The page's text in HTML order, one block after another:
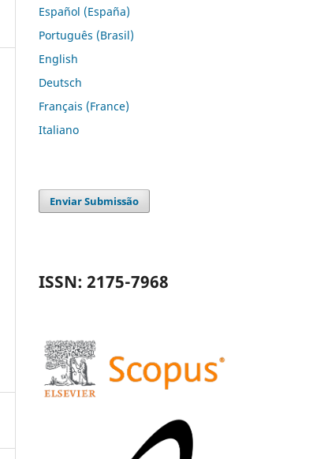
Español (España)
Português (Brasil)
English
Deutsch
Français (France)
Italiano
Enviar Submissão
ISSN: 2175-7968